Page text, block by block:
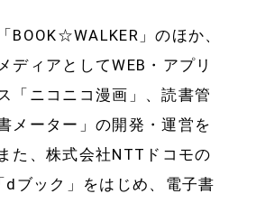
BOOK☆WALKER」のほか、
ディアとしてWEB・アプリ
「ニコニコ漫画」、読書管
メーター」の開発・運営を
た、株式会社NTTドコモの
dブック」をはじめ、電子書